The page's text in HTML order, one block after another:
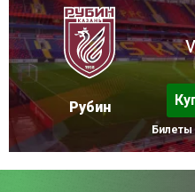
Рубин
Билеты